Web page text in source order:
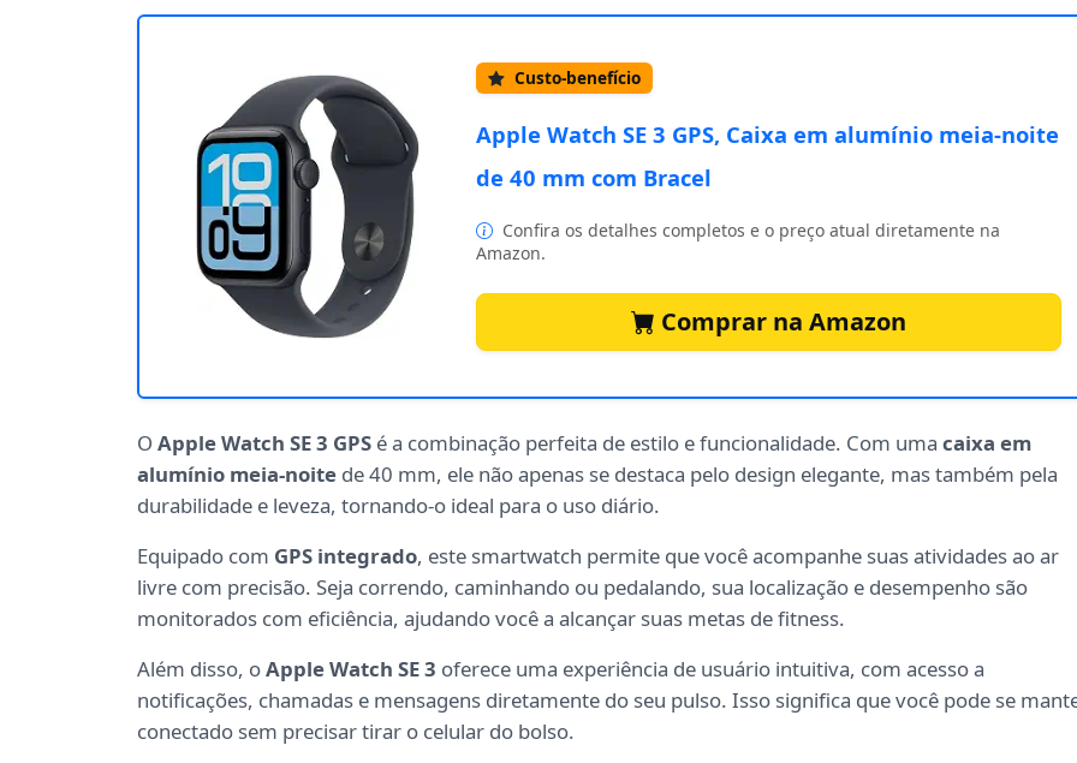
Custo-benefício
Apple Watch SE 3 GPS, Caixa em alumínio meia‑noite
de 40 mm com Bracel
Confira os detalhes completos e o preço atual diretamente na
Amazon.
Comprar na Amazon
O Apple Watch SE 3 GPS é a combinação perfeita de estilo e funcionalidade. Com uma caixa em
alumínio meia-noite de 40 mm, ele não apenas se destaca pelo design elegante, mas também pela
durabilidade e leveza, tornando-o ideal para o uso diário.
Equipado com GPS integrado, este smartwatch permite que você acompanhe suas atividades ao ar
livre com precisão. Seja correndo, caminhando ou pedalando, sua localização e desempenho são
monitorados com eficiência, ajudando você a alcançar suas metas de fitness.
Além disso, oApple Watch SE 3 oferece uma experiência de usuário intuitiva, com acesso a
notificações, chamadas e mensagens diretamente do seu pulso. Isso significa que você pode se
conectado sem precisar tirar o celular do bolso.